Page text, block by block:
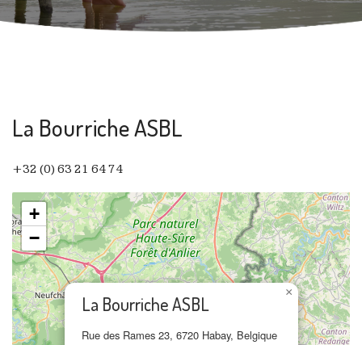
La Bourriche ASBL
+32 (0) 63 21 64 74
La Bourriche ASBL
Rue des Rames 23, 6720 Habay, Belgique
×
+
−